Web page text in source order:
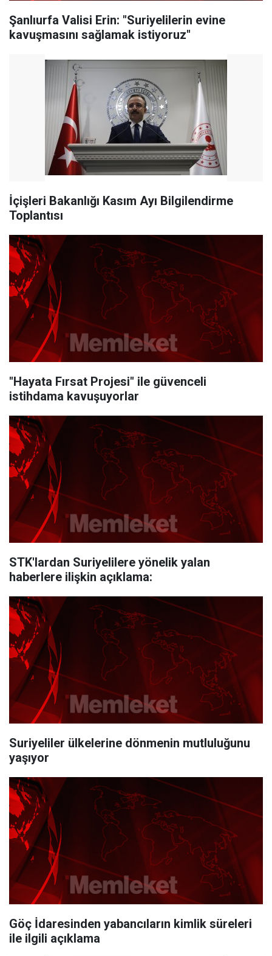
Şanlıurfa Valisi Erin: "Suriyelilerin evine
kavuşmasını sağlamak istiyoruz"
İçişleri Bakanlığı Kasım Ayı Bilgilendirme
Toplantısı
"Hayata Fırsat Projesi" ile güvenceli
istihdama kavuşuyorlar
STK'lardan Suriyelilere yönelik yalan
haberlere ilişkin açıklama:
Suriyeliler ülkelerine dönmenin mutluluğunu
yaşıyor
Göç İdaresinden yabancıların kimlik süreleri
ile ilgili açıklama